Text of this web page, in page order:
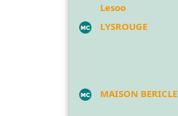
Lesoo
LYSROUGE
MAISON BERICLE